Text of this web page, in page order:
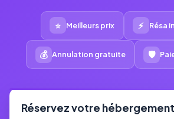
⭐ Meilleurs prix ⚡ Résa
💰 Annulation gratuite 🛡
Réservez votre hébergement